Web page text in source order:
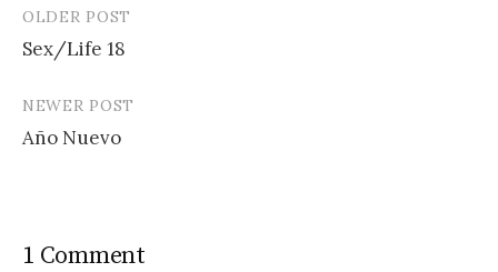
Post
navigation
OLDER POST
Sex/Life 18
NEWER POST
Año Nuevo
1 Comment